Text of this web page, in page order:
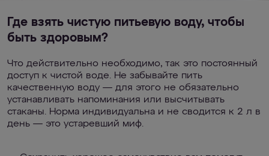
Где взять чистую питьевую воду, чтобы
быть здоровым?
Что действительно необходимо, так это постоянный
доступ к чистой воде. Не забывайте пить
качественную воду — для этого не обязательно
устанавливать напоминания или высчитывать
стаканы. Норма индивидуальна и не сводится к 2 л в
день — это устаревший миф.